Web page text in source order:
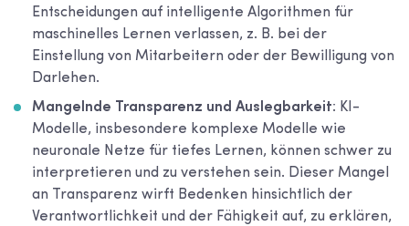
Entscheidungen auf intelligente Algorithmen für
maschinelles Lernen verlassen, z. B. bei der
Einstellung von Mitarbeitern oder der Bewilligung von
Darlehen.
Mangelnde Transparenz und Auslegbarkeit: KI-
Modelle, insbesondere komplexe Modelle wie
neuronale Netze für tiefes Lernen, können schwer zu
interpretieren und zu verstehen sein. Dieser Mangel
an Transparenz wirft Bedenken hinsichtlich der
Verantwortlichkeit und der Fähigkeit auf, zu erklären,